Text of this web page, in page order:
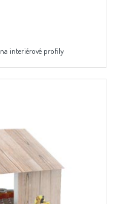
interiérové profily